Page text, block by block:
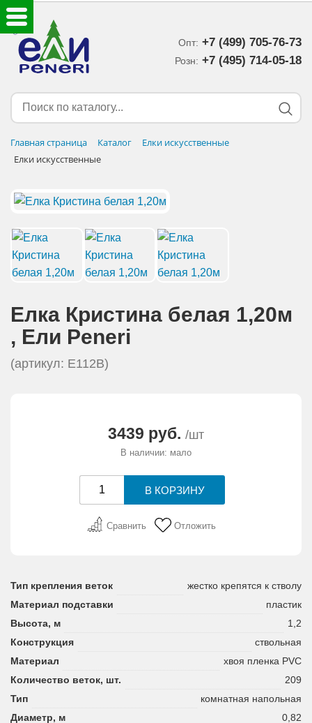
Опт: +7 (499) 705-76-73
Розн: +7 (495) 714-05-18‬
Главная страница Каталог
Елки искусственные
Елки искусственные
Елка Кристина белая 1,20м
, Eли Peneri
(артикул: Е112В)
3439 руб. /шт
В наличии: мало
Сравнить Отложить
Тип крепления веток
жестко крепятся к стволу
Материал подставки
пластик
Высота, м
1,2
Конструкция
ствольная
Материал
хвоя пленка PVC
Количество веток, шт.
209
Тип
комнатная напольная
Диаметр, м
0,82
ЕЛКИ ИСКУССТВЕННЫЕ
ЕЛОЧНЫЕ УКРАШЕНИЯ
НОВОГОДНИЙ ДЕКОР
ДОСТАВКА В РЕГИОНЫ
ДОСТАВКА
АКЦИИ И ПОДАРКИ
РЕКВИЗИТЫ